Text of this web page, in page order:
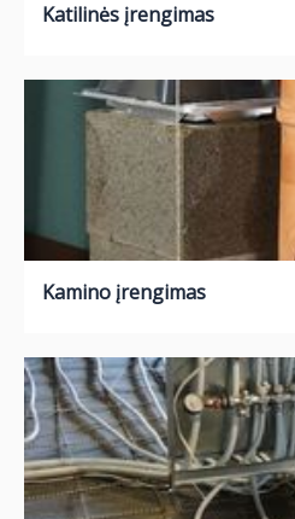
Katilinės įrengimas
Kamino įrengimas